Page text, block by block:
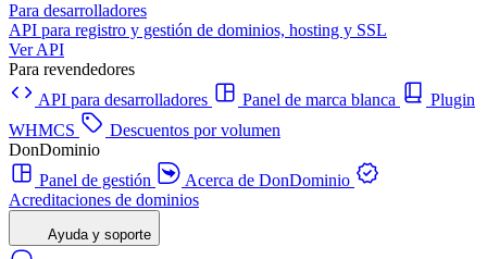
Para desarrolladores
API para registro y gestión de dominios, hosting y SSL
Ver API
Para revendedores
API para desarrolladores
Panel de marca blanca
Plugin
WHMCS
Descuentos por volumen
DonDominio
Panel de gestión
Acerca de DonDominio
Acreditaciones de dominios
Ayuda y soporte